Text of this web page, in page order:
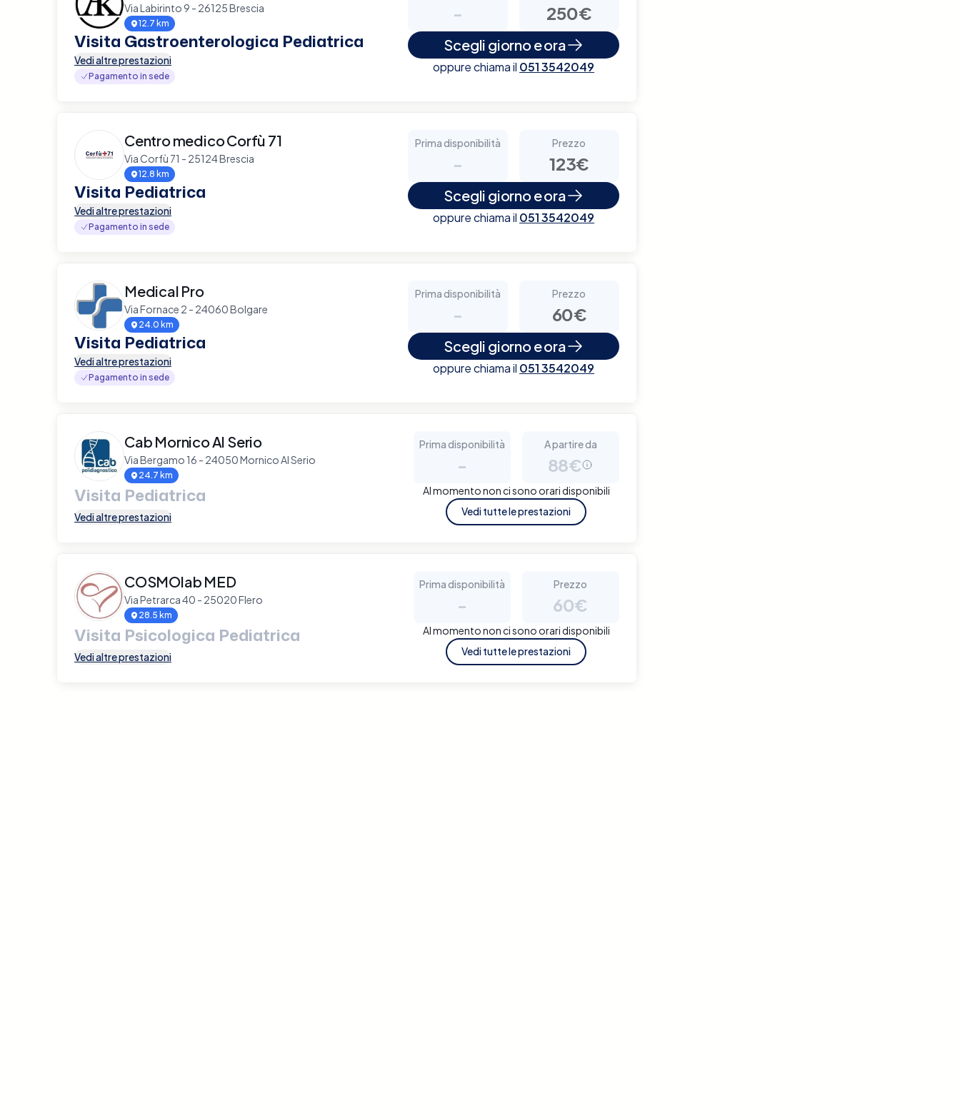
Via Labirinto 9 - 26125 Brescia
12.7 km
Visita Gastroenterologica Pediatrica
Vedi altre prestazioni
Pagamento in sede
- 250€
Scegli giorno e ora
oppure chiama il 051 3542049
Centro medico Corfù 71
Via Corfù 71 - 25124 Brescia
12.8 km
Visita Pediatrica
Vedi altre prestazioni
Pagamento in sede
Prima disponibilità
-
Prezzo
123€
Scegli giorno e ora
oppure chiama il 051 3542049
Medical Pro
Via Fornace 2 - 24060 Bolgare
24.0 km
Visita Pediatrica
Vedi altre prestazioni
Pagamento in sede
Prima disponibilità
-
Prezzo
60€
Scegli giorno e ora
oppure chiama il 051 3542049
Cab Mornico Al Serio
Via Bergamo 16 - 24050 Mornico Al Serio
24.7 km
Visita Pediatrica
Vedi altre prestazioni
Prima disponibilità
-
A partire da
88€
Al momento non ci sono orari disponibili
Vedi tutte le prestazioni
COSMOlab MED
Via Petrarca 40 - 25020 Flero
28.5 km
Visita Psicologica Pediatrica
Vedi altre prestazioni
Prima disponibilità
-
Prezzo
60€
Al momento non ci sono orari disponibili
Vedi tutte le prestazioni